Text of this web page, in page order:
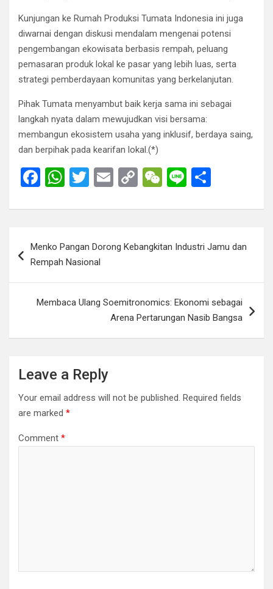
Kunjungan ke Rumah Produksi Tumata Indonesia ini juga
diwarnai dengan diskusi mendalam mengenai potensi
pengembangan ekowisata berbasis rempah, peluang
pemasaran produk lokal ke pasar yang lebih luas, serta
strategi pemberdayaan komunitas yang berkelanjutan.
Pihak Tumata menyambut baik kerja sama ini sebagai
langkah nyata dalam mewujudkan visi bersama:
membangun ekosistem usaha yang inklusif, berdaya saing,
dan berpihak pada kearifan lokal.(*)
F
ce
o
o
k
W
at
A
p
T
tt
E
ail
C
py
n
W
C
at
Li
e
ar
navigation
Menko Pangan Dorong Kebangkitan Industri Jamu dan
Rempah Nasional
Membaca Ulang Soemitronomics: Ekonomi sebagai
Arena Pertarungan Nasib Bangsa
Leave a Reply
Your email address will not be published. Required fields
are marked *
Comment *